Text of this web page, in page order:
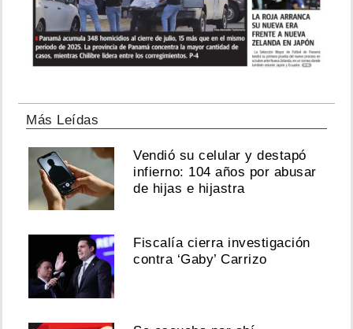
Más Leídas
Vendió su celular y destapó
infierno: 104 años por abusar
de hijas e hijastra
Fiscalía cierra investigación
contra ‘Gaby’ Carrizo